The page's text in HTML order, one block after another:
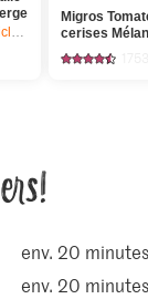
Offre valable du
Migros
cerises
env. 20 minutes
env. 20 minutes